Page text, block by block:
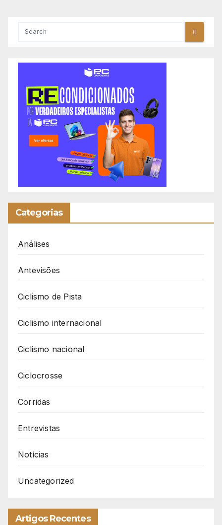
Categorias
Análises
Antevisões
Ciclismo de Pista
Ciclismo internacional
Ciclismo nacional
Ciclocrosse
Corridas
Entrevistas
Notícias
Uncategorized
Artigos Recentes